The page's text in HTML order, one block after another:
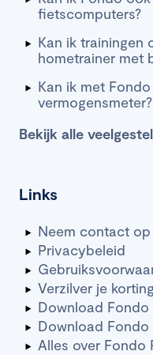
Links
Neem contact op
Privacybeleid
Verzilver je
Download
Download
Alles over Fondo
fietscomputers?
Kan ik trainingen
hometrainer met
Kan ik met
vermogensmeter?
Bekijk alle